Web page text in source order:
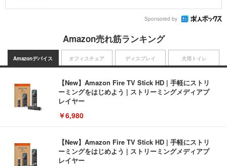
Sponsored by
Amazon売れ筋ランキング
Amazonデバイス
【New】Amazon Fire TV Stick HD | 手軽にストリ
ーミングをはじめよう | ストリーミングメディアプ
レイヤー
￥6,980
【New】Amazon Fire TV Stick HD | 手軽にストリ
ーミングをはじめよう | ストリーミングメディアプ
レイヤー
オフィスチェア ディスプレイ 犬用トイレ